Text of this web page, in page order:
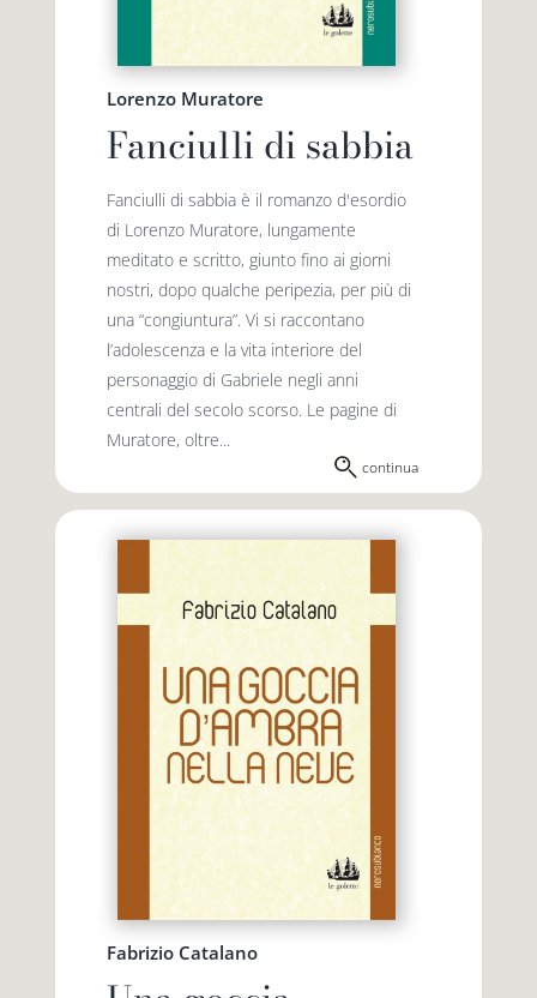
Lorenzo Muratore
Fanciulli di sabbia
Fanciulli di sabbia è il romanzo d'esordio
di Lorenzo Muratore, lungamente
meditato e scritto, giunto fino ai giorni
nostri, dopo qualche peripezia, per più di
una “congiuntura”. Vi si raccontano
l’adolescenza e la vita interiore del
personaggio di Gabriele negli anni
centrali del secolo scorso. Le pagine di
Muratore, oltre...
continua
Fabrizio Catalano